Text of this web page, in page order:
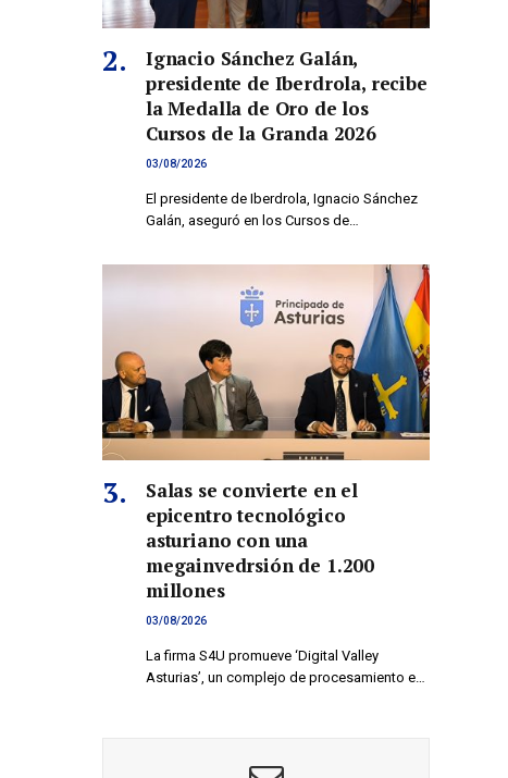
Ignacio Sánchez Galán,
presidente de Iberdrola, recibe
la Medalla de Oro de los
Cursos de la Granda 2026
03/08/2026
El presidente de Iberdrola, Ignacio Sánchez
Galán, aseguró en los Cursos de…
Salas se convierte en el
epicentro tecnológico
asturiano con una
megainvedrsión de 1.200
millones
03/08/2026
La firma S4U promueve ‘Digital Valley
Asturias’, un complejo de procesamiento e…